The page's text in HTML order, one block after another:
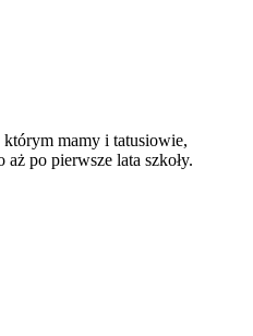
którym mamy i tatusiowie,
po pierwsze lata szkoły.